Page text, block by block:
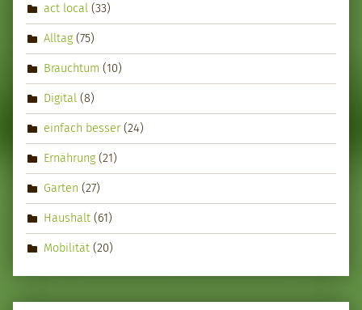
act local (33)
Alltag (75)
Brauchtum (10)
Digital (8)
einfach besser(24)
Ernährung (21)
Garten (27)
Haushalt (61)
Mobilität (20)